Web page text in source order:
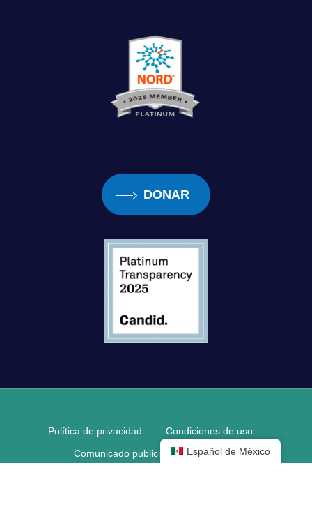
DONAR
Política de privacidad
Condiciones de uso
Comunicado publicitario para adultos
Español de México